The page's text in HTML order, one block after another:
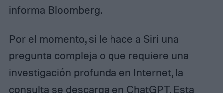
informa Bloomberg.
Por el momento, si le hace a Siri una
pregunta compleja o que requiere una
investigación profunda en Internet, la
consulta se descarga en ChatGPT. Esta